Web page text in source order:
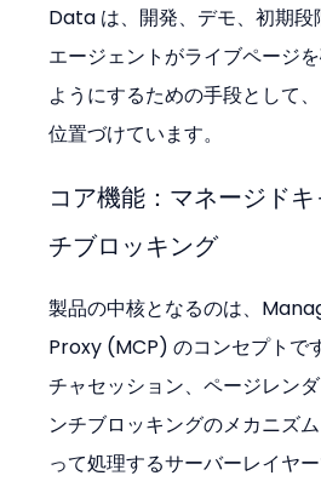
Data は、開発、デモ、初期段
エージェントがライブページ
ようにするための手段として
位置づけています。
コア機能：マネージド
チブロッキング
製品の中核となるのは、
Proxy (MCP) のコンセプトで
チャセッション、ページレン
ンチブロッキングのメカニズ
って処理するサーバーレイヤー